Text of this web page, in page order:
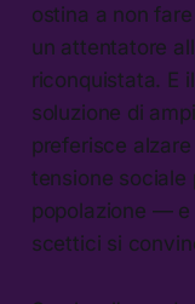
ostina a non
un attentatore
riconquistata. E
soluzione di
preferisce
tensione sociale
popolazione — e
scettici si